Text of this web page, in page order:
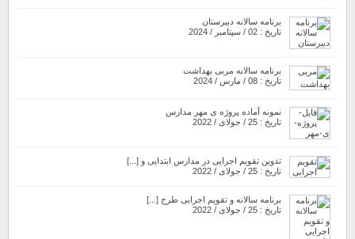
برنامه سالانه دبیرستان
تاریخ : 02 / سپتامبر / 2024
برنامه سالانه مربی بهداشت
تاریخ : 08 / مارس / 2024
نمونه آماده پروژه ی مهر مدارس
تاریخ : 25 / جولای / 2022
تدوین تقویم اجرایی در مدارس ابتدایی و [...]
تاریخ : 25 / جولای / 2022
برنامه سالانه و تقویم اجرایی طرح [...]
تاریخ : 25 / جولای / 2022